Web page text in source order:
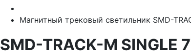
Магнитный трековый светильник SMD-
SMD-TRACK-M SINGLE